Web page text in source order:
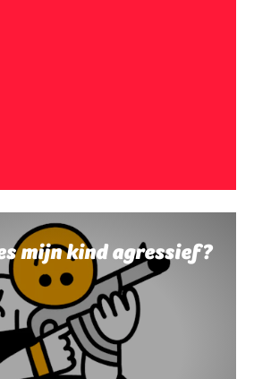
mijn kind agressief?